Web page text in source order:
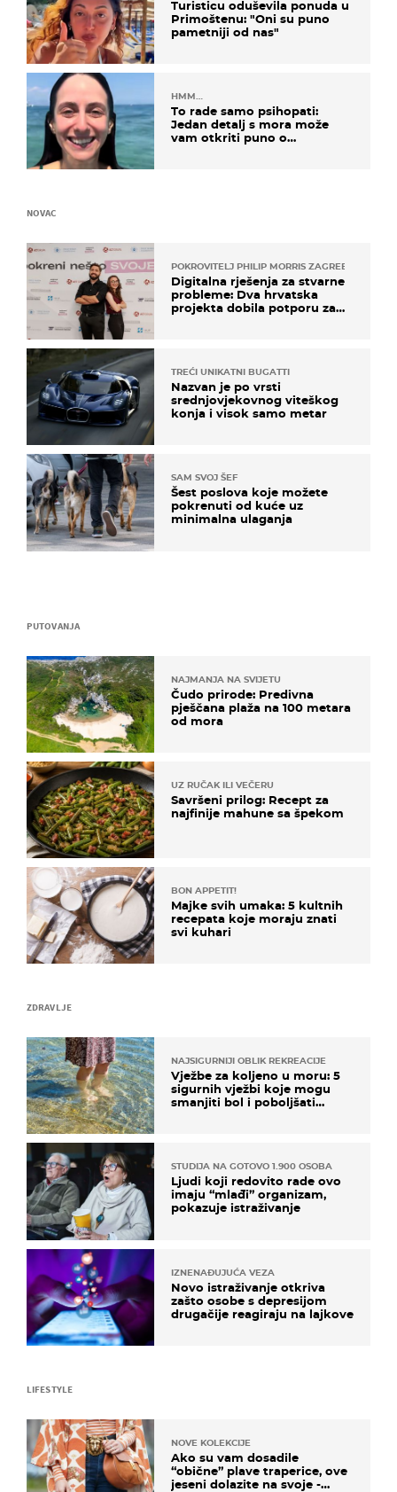
ZDRAVLJE
NAJSIGURNIJI OBLIK REKREACIJE
Vježbe za koljeno u moru: 5
sigurnih vježbi koje mogu
smanjiti bol i poboljšati
STUDIJA NA GOTOVO 1.900 OSOBA
Ljudi koji redovito rade ovo
imaju “mlađi” organizam,
pokazuje istraživanje
IZNENAĐUJUĆA VEZA
Novo istraživanje otkriva
zašto osobe s depresijom
drugačije reagiraju na lajkove
Turisticu oduševila ponuda u
Primoštenu: "Oni su puno
pametniji od nas"
HMM…
To rade samo psihopati:
Jedan detalj s mora može
vam otkriti puno o
PUTOVANJA
NAJMANJA NA SVIJETU
Čudo prirode: Predivna
pješčana plaža na 100 metara
od mora
UZ RUČAK ILI VEČERU
Savršeni prilog: Recept za
najfinije mahune sa špekom
BON APPETIT!
Majke svih umaka: 5 kultnih
recepata koje moraju znati
svi kuhari
NOVAC
POKROVITELJ PHILIP MORRIS ZAGREB
Digitalna rješenja za stvarne
probleme: Dva hrvatska
projekta dobila potporu za
TREĆI UNIKATNI BUGATTI
Nazvan je po vrsti
srednjovjekovnog viteškog
konja i visok samo metar
SAM SVOJ ŠEF
Šest poslova koje možete
pokrenuti od kuće uz
minimalna ulaganja
LIFESTYLE
NOVE KOLEKCIJE
Ako su vam dosadile
“obične” plave traperice, ove
jeseni dolazite na svoje -